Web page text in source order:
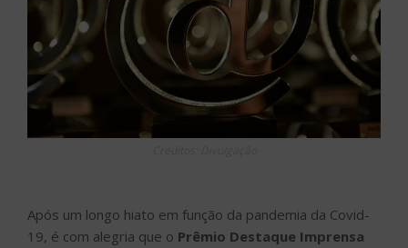
Após um longo hiato em função da pandemia da Covid-
19, é com alegria que o Prêmio Destaque Imprensa